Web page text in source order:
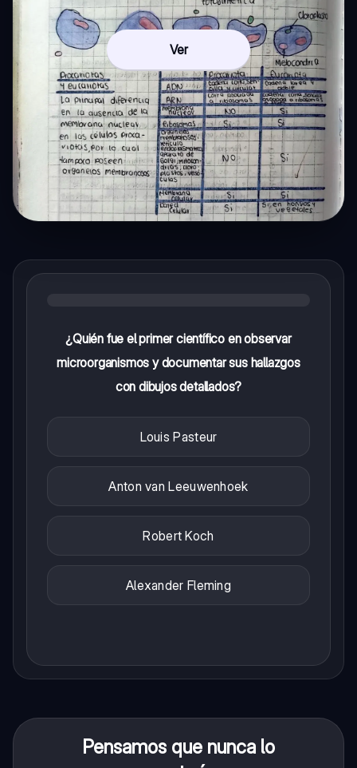
Ver
¿Quién fue el primer científico en observar
microorganismos y documentar sus hallazgos
con dibujos detallados?
Louis Pasteur
Anton van Leeuwenhoek
Robert Koch
Alexander Fleming
Pensamos que nunca lo